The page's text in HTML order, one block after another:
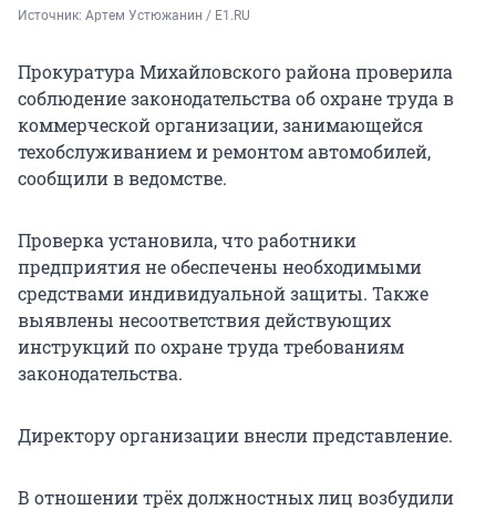
Источник: Артем Устюжанин / E1.RU
Прокуратура Михайловского района проверила
соблюдение законодательства об охране труда в
коммерческой организации, занимающейся
техобслуживанием и ремонтом автомобилей,
сообщили в ведомстве.
Проверка установила, что работники
предприятия не обеспечены необходимыми
средствами индивидуальной защиты. Также
выявлены несоответствия действующих
инструкций по охране труда требованиям
законодательства.
Директору организации внесли представление.
В отношении трёх должностных лиц возбудили